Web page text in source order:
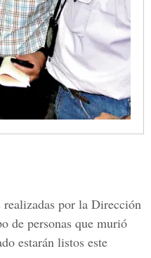
realizadas por la Dirección
de personas que murió
estarán listos este